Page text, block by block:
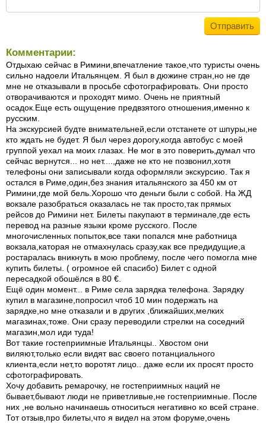
Комментарии:
Отдыхаю сейчас в Римини,впечатление такое,что туристы очень
сильно надоели Итальянцем. Я был в дюжине стран,но не где
мне не отказывали в просьбе сфотографировать. Они просто
отворачиваются и проходят мимо. Очень не приятный
осадок.Еще есть ощущение предвзятого отношения,именно к
русским.
На экскурсией будте внимательней,если отстанете от шпуры,не
кто ждать не будет. Я был через дорогу,когда автобус с моей
группой уехал на моих глазах. Не мог в это поверить,думал что
сейчас вернутся... но нет....,даже не кто не позвонил,хотя
телефоны они записывали когда оформляли экскурсию. Так я
остался в Риме,один,без знания итальянского за 450 км от
Римини,где мой бель.Хорошо что деньги были с собой. На ЖД
вокзале разобраться оказалась не так просто,так прямых
рейсов до Римини нет. Билеты пакупают в терминале,где есть
перевод на разные языки кроме русского. После
многочисленных попыток,все таки попался мне работница
вокзала,каторая не отмахнулась сразу,как все предидущие,а
ростаралась вникнуть в мою проблему, после чего помогла мне
купить билеты. ( огромное ей спасибо) Билет с одной
пересадкой обошёлся в 80 €.
Ещё один момент... в Риме села зарядка телефона. Зарядку
купил в магазине,попросил чтоб 10 мин подержать на
зарядке,но мне отказали и в других ,ближайших,мелких
магазинах,тоже. Они сразу переводили стрелки на соседний
магазин,мол иди туда!
Вот такие гостеприимные Итальянцы.. Хвостом они
виляют,только если видят вас своего потанциального
клиента,если нет,то воротят лицо.. даже если их просят просто
сфотографировать.
Хочу добавить ремарочку, не гостеприимных наций не
бывает,бывают люди не приветливые,не гостеприимные. После
них ,не вольно начинаешь относиться негативно ко всей стране.
Тот отзыв,про билеты,что я видел на этом форуме,очень